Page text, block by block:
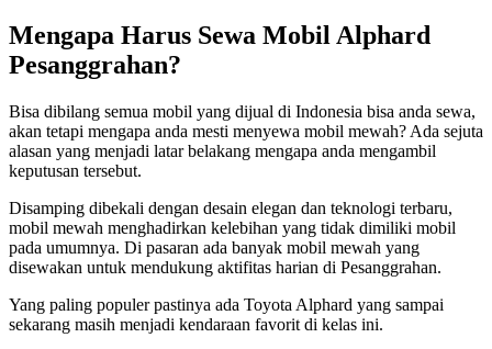
Mengapa Harus Sewa Mobil Alphard
Pesanggrahan?
Bisa dibilang semua mobil yang dijual di Indonesia bisa anda sewa,
akan tetapi mengapa anda mesti menyewa mobil mewah? Ada sejuta
alasan yang menjadi latar belakang mengapa anda mengambil
keputusan tersebut.
Disamping dibekali dengan desain elegan dan teknologi terbaru,
mobil mewah menghadirkan kelebihan yang tidak dimiliki mobil
pada umumnya. Di pasaran ada banyak mobil mewah yang
disewakan untuk mendukung aktifitas harian di Pesanggrahan.
Yang paling populer pastinya ada Toyota Alphard yang sampai
sekarang masih menjadi kendaraan favorit di kelas ini.